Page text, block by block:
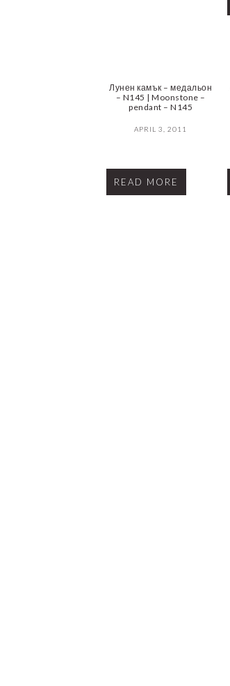
Лунен камък – медальон
– N145 | Moonstone –
pendant – N145
APRIL 3, 2011
READ MORE